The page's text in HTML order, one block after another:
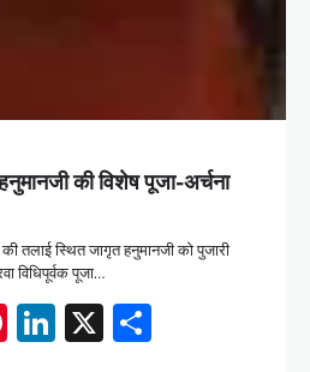
की विशेष पूजा-अर्चना
तलाई स्थित जागृत हनुमानजी को पुजारी
विधिपूर्वक पूजा…
Pinterest
LinkedIn
X